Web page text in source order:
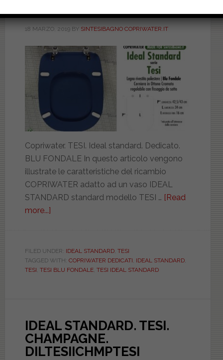
18 MARZO, 2019BY SINTESIBAGNO COPRIWATER.IT
Copriwater. TESI. Ideal standard. Dedicato.
BLU FONDALE In questo articolo vengono
illustrate le caratteristiche del ricambio
COPRIWATER adatto ad un vaso IDEAL
STANDARD standard modello TESI … [Read
more...]
TESI.
BLU
FILED UNDER: IDEAL STANDARD, TESI
TAGGED WITH: COPRIWATER DEDICATI, IDEAL STANDARD,
TESI, TESI BLU FONDALE, TESI IDEAL STANDARD
IDEAL STANDARD. TESI.
CHAMPAGNE.
DILTESIICHMPTESI